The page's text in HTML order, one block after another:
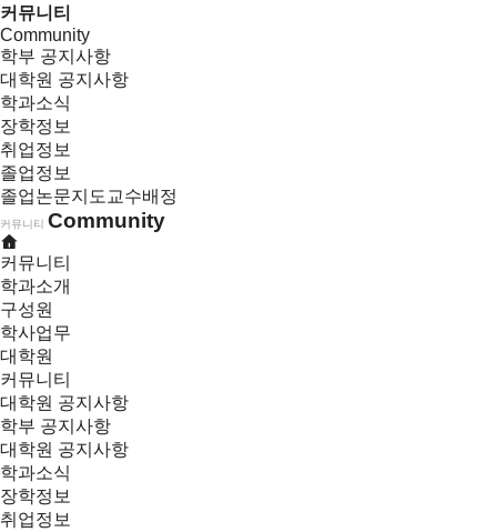
커뮤니티
Community
학부 공지사항
대학원 공지사항
학과소식
장학정보
취업정보
졸업정보
졸업논문지도교수배정
커뮤니티 Community
커뮤니티
학과소개
구성원
학사업무
대학원
커뮤니티
대학원 공지사항
학부 공지사항
대학원 공지사항
학과소식
장학정보
취업정보